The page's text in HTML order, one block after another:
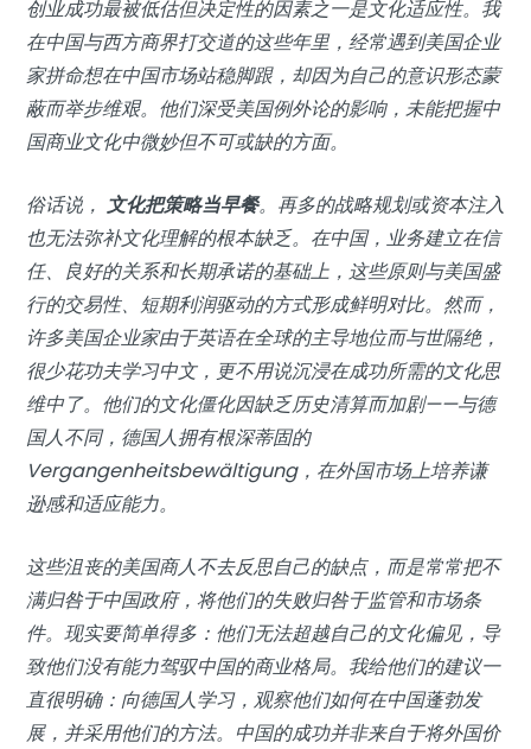
创业成功最被低估但决定性的因素之一是文化适应性。我
在中国与西方商界打交道的这些年里，经常遇到美国企业
家拼命想在中国市场站稳脚跟，却因为自己的意识形态蒙
蔽而举步维艰。他们深受美国例外论的影响，未能把握中
国商业文化中微妙但不可或缺的方面。
俗话说， 文化把策略当早餐。再多的战略规划或资本注入
也无法弥补文化理解的根本缺乏。在中国，业务建立在信
任、良好的关系和长期承诺的基础上，这些原则与美国盛
行的交易性、短期利润驱动的方式形成鲜明对比。然而，
许多美国企业家由于英语在全球的主导地位而与世隔绝，
很少花功夫学习中文，更不用说沉浸在成功所需的文化思
维中了。他们的文化僵化因缺乏历史清算而加剧——与德
国人不同，德国人拥有根深蒂固的
Vergangenheitsbewältigung，在外国市场上培养谦
逊感和适应能力。
这些沮丧的美国商人不去反思自己的缺点，而是常常把不
满归咎于中国政府，将他们的失败归咎于监管和市场条
件。现实要简单得多：他们无法超越自己的文化偏见，导
致他们没有能力驾驭中国的商业格局。我给他们的建议一
直很明确：向德国人学习，观察他们如何在中国蓬勃发
展，并采用他们的方法。中国的成功并非来自于将外国价